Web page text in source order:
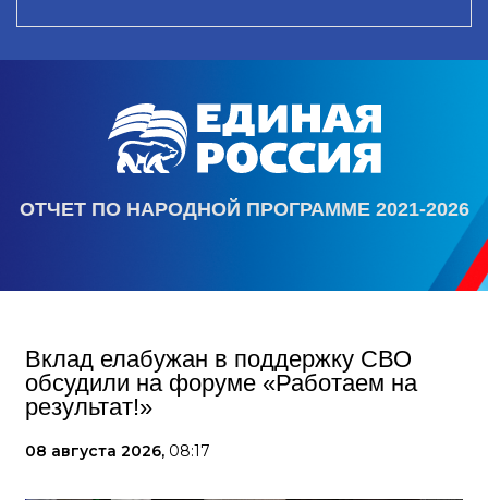
ОТЧЕТ ПО НАРОДНОЙ ПРОГРАММЕ 2021-2026
Вклад елабужан в поддержку СВО
обсудили на форуме «Работаем на
результат!»
08 августа 2026, 08:17